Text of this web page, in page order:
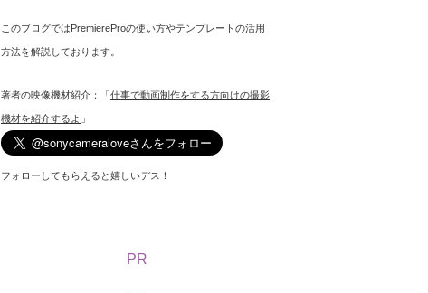
このブログではPremiereProの使い方やテンプレートの活用
方法を解説しております。
著者の映像機材紹介：「仕事で動画制作をする方向けの撮影
機材を紹介するよ 」
フォローしてもらえると嬉しいデス！
PR